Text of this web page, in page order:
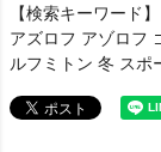
【検索キーワード】
アズロフ アゾロフ
ルフミトン 冬 スポ